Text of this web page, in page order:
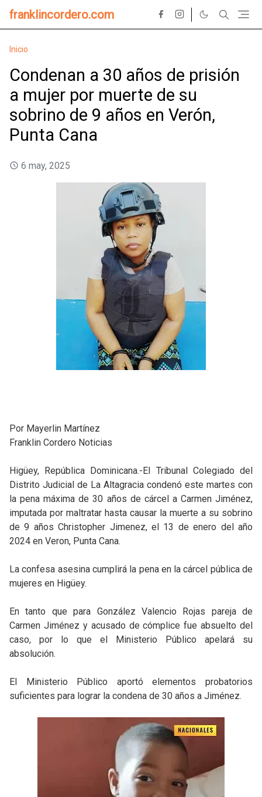
franklincordero.com
Inicio
Condenan a 30 años de prisión
a mujer por muerte de su
sobrino de 9 años en Verón,
Punta Cana
6 may, 2025
Por Mayerlin Martínez
Franklin Cordero Noticias
Higüey, República Dominicana.-El Tribunal Colegiado del
Distrito Judicial de La Altagracia condenó este martes con
la pena máxima de 30 años de cárcel a Carmen Jiménez,
imputada por maltratar hasta causar la muerte a su sobrino
de 9 años Christopher Jimenez, el 13 de enero del año
2024 en Veron, Punta Cana.
La confesa asesina cumplirá la pena en la cárcel pública de
mujeres en Higüey.
En tanto que para González Valencio Rojas pareja de
Carmen Jiménez y acusado de cómplice fue absuelto del
caso, por lo que el Ministerio Público apelará su
absolución.
El Ministerio Público aportó elementos probatorios
suficientes para lograr la condena de 30 años a Jiménez.